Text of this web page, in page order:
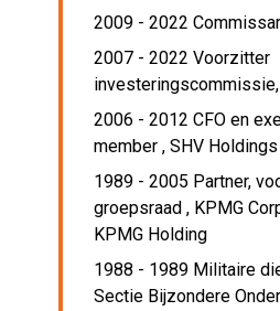
2009 - 2022
2007 - 2022 Voorzitter
investeringscommissie,
2006 - 2012 CFO en
member , SHV Holdings
1989 - 2005 Partner,
groepsraad , KPMG
KPMG Holding
1988 - 1989 Militaire
Sectie Bijzondere